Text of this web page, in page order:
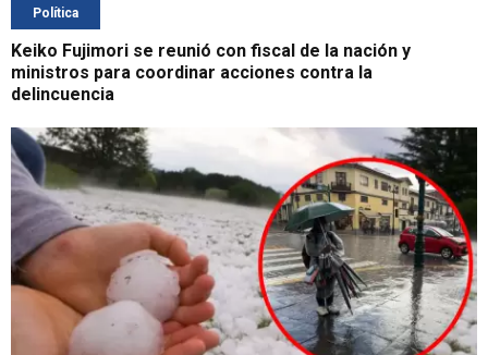
Política
Keiko Fujimori se reunió con fiscal de la nación y
ministros para coordinar acciones contra la
delincuencia